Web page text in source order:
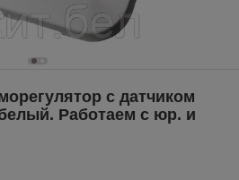
с датчиком
Работаем с юр. и